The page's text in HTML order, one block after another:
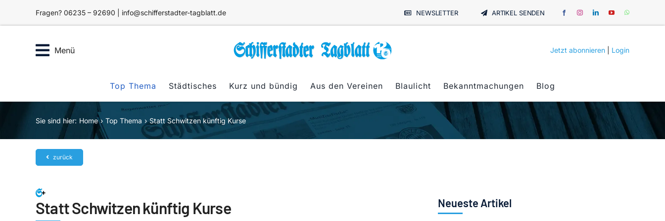
Fragen? 06235 – 92690 | info@schifferstadter-tagblatt.de NEWSLETTER ARTIKEL SENDEN
Menü Jetzt abonnieren Login
Top Thema Städtisches Kurz und bündig Aus den Vereinen Blaulicht Bekanntmachungen Blog
Sie sind hier: Home Top Thema Statt Schwitzen künftig Kurse
zurück
Statt Schwitzen künftig Kurse Neueste Artikel